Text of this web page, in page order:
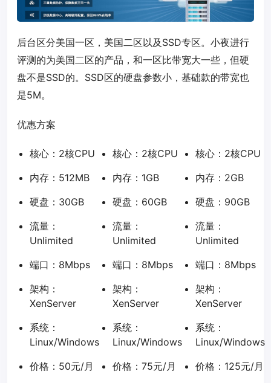
后台区分美国一区，美国二区以及SSD专区。小夜进行
评测的为美国二区的产品，和一区比带宽大一些，但硬
盘不是SSD的。SSD区的硬盘参数小，基础款的带宽也
是5M。
优惠方案
核心：2核CPU
内存：512MB
硬盘：30GB
流量：
Unlimited
端口：8Mbps
架构：
XenServer
系统：
Linux/Windows
价格：50元/月
核心：2核CPU
内存：1GB
硬盘：60GB
流量：
Unlimited
端口：8Mbps
架构：
XenServer
系统：
Linux/Windows
价格：75元/月
核心：2核CPU
内存：2GB
硬盘：90GB
流量：
Unlimited
端口：8Mbps
架构：
XenServer
系统：
Linux/Windows
价格：125元/月